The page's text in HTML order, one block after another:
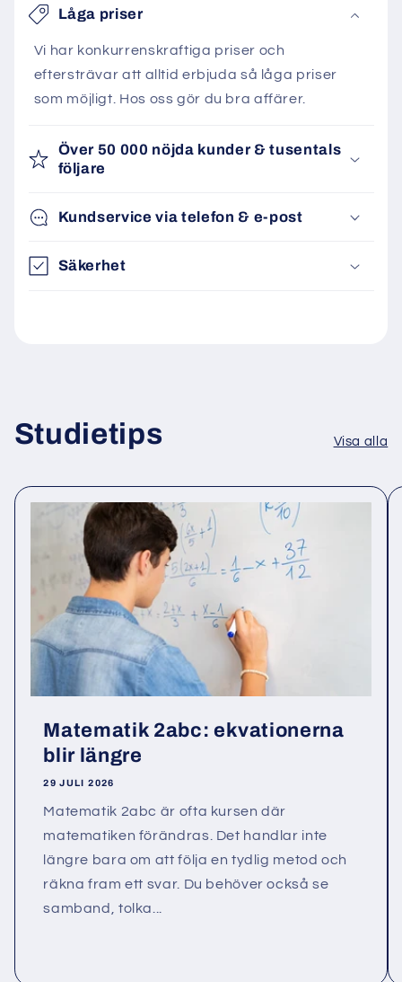
Låga priser
Vi har konkurrenskraftiga priser och
eftersträvar att alltid erbjuda så låga priser
som möjligt. Hos oss gör du bra affärer.
Över 50 000 nöjda kunder & tusentals
följare
Kundservice via telefon & e-post
Säkerhet
Studietips Visa alla
Matematik 2abc: ekvationerna
blir längre
29 JULI 2026
Matematik 2abc är ofta kursen där
matematiken förändras. Det handlar inte
längre bara om att följa en tydlig metod och
räkna fram ett svar. Du behöver också se
samband, tolka...